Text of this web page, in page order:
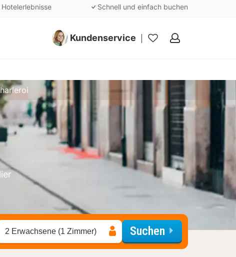
Schnell und einfach buchen
Kundenservice
Meine
2 Erwachsene (1 Zimmer) Suchen